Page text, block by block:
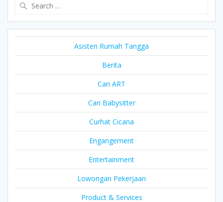
Asisten Rumah Tangga
Berita
Cari ART
Cari Babysitter
Curhat Cicana
Engangement
Entertainment
Lowongan Pekerjaan
Product & Services